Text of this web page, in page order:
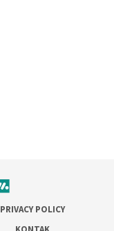
PRIVACY POLICY